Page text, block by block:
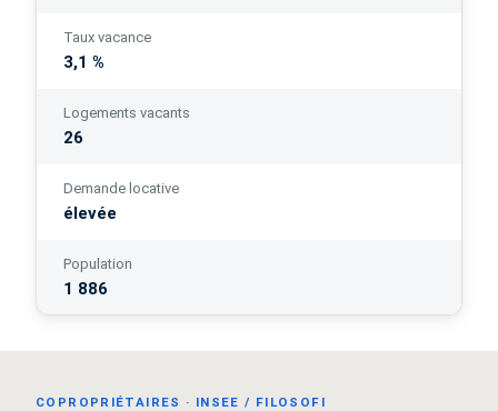
Taux vacance
3,1 %
Logements vacants
26
Demande locative
élevée
Population
1 886
COPROPRIÉTAIRES · INSEE / FILOSOFI